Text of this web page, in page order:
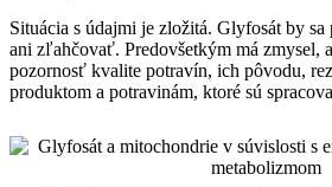
Situácia s údajmi je zložitá. Glyfosát by
ani zľahčovať. Predovšetkým má zmysel,
pozornosť kvalite potravín, ich pôvodu,
produktom a potravinám, ktoré sú